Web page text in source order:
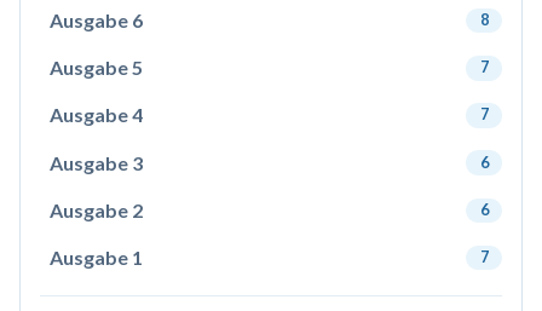
Ausgabe 6 8
Ausgabe 5 7
Ausgabe 4 7
Ausgabe 3 6
Ausgabe 2 6
Ausgabe 1 7